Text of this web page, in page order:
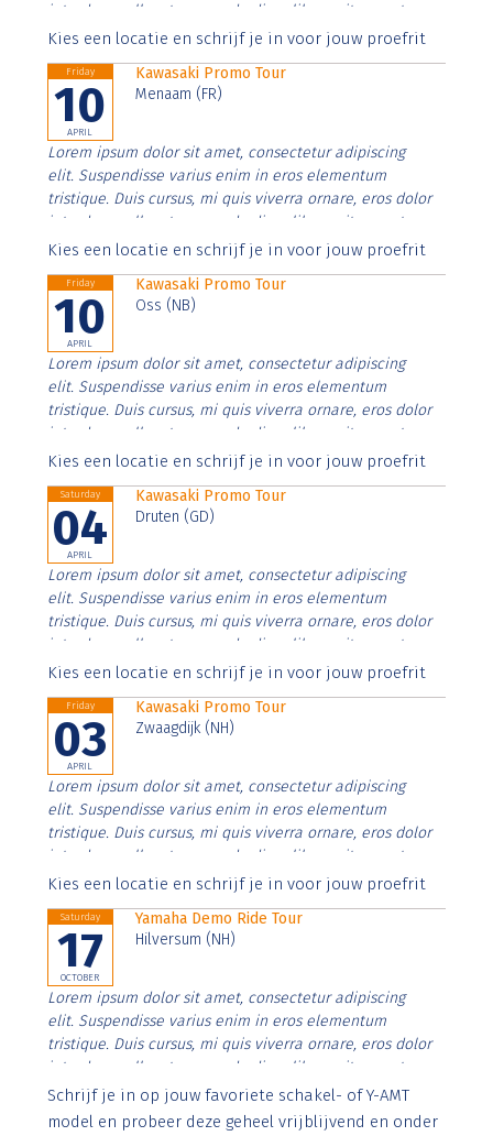
interdum nulla, ut commodo diam libero vitae erat.
Aenean faucibus nibh et justo cursus id rutrum lorem
Kies een locatie en schrijf je in voor jouw proefrit
Friday
10
APRIL
Kawasaki Promo Tour
Menaam (FR)
Lorem ipsum dolor sit amet, consectetur adipiscing
elit. Suspendisse varius enim in eros elementum
tristique. Duis cursus, mi quis viverra ornare, eros dolor
interdum nulla, ut commodo diam libero vitae erat.
Aenean faucibus nibh et justo cursus id rutrum lorem
Kies een locatie en schrijf je in voor jouw proefrit
Friday
10
APRIL
Kawasaki Promo Tour
Oss (NB)
Lorem ipsum dolor sit amet, consectetur adipiscing
elit. Suspendisse varius enim in eros elementum
tristique. Duis cursus, mi quis viverra ornare, eros dolor
interdum nulla, ut commodo diam libero vitae erat.
Aenean faucibus nibh et justo cursus id rutrum lorem
Kies een locatie en schrijf je in voor jouw proefrit
Saturday
04
APRIL
Kawasaki Promo Tour
Druten (GD)
Lorem ipsum dolor sit amet, consectetur adipiscing
elit. Suspendisse varius enim in eros elementum
tristique. Duis cursus, mi quis viverra ornare, eros dolor
interdum nulla, ut commodo diam libero vitae erat.
Aenean faucibus nibh et justo cursus id rutrum lorem
Kies een locatie en schrijf je in voor jouw proefrit
Friday
03
APRIL
Kawasaki Promo Tour
Zwaagdijk (NH)
Lorem ipsum dolor sit amet, consectetur adipiscing
elit. Suspendisse varius enim in eros elementum
tristique. Duis cursus, mi quis viverra ornare, eros dolor
interdum nulla, ut commodo diam libero vitae erat.
Aenean faucibus nibh et justo cursus id rutrum lorem
Kies een locatie en schrijf je in voor jouw proefrit
Saturday
17
OCTOBER
Yamaha Demo Ride Tour
Hilversum (NH)
Lorem ipsum dolor sit amet, consectetur adipiscing
elit. Suspendisse varius enim in eros elementum
tristique. Duis cursus, mi quis viverra ornare, eros dolor
interdum nulla, ut commodo diam libero vitae erat.
Aenean faucibus nibh et justo cursus id rutrum lorem
imperdiet. Nunc ut sem vitae risus tristique posuere.
Schrijf je in op jouw favoriete schakel- of Y-AMT
model en probeer deze geheel vrijblijvend en onder